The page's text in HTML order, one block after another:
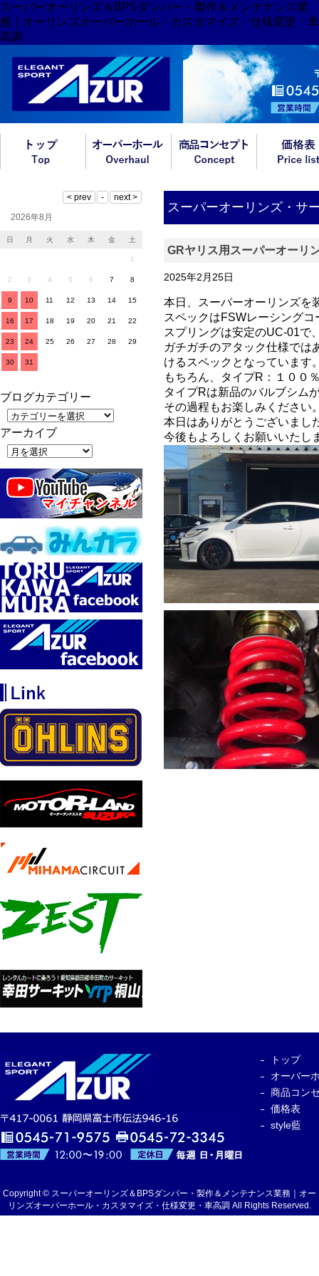
スーパーオーリンズ＆BPSダンパー・製作＆メンテナンス業
務｜オーリンズオーバーホール・カスタマイズ・仕様変更・車
高調
スーパーオーリンズ・サ
GRヤリス用スーパーオーリ
2025年2月25日
本日、スーパーオーリンズを
スペックはFSWレーシングコ
スプリングは安定のUC-01で
ガチガチのアタック仕様では
けるスペックとなっています
もちろん、タイプR：１００
タイプRは新品のバルブシム
その過程もお楽しみください
本日はありがとうございまし
今後もよろしくお願いいたし
2026年8月
日 月 火 水 木 金 土
1
2 3 4 5 6 7 8
9 10 11 12 13 14 15
16 17 18 19 20 21 22
23 24 25 26 27 28 29
30 31
ブログカテゴリー
アーカイブ
トップ
オーバー
商品コン
価格表
style藍
Copyright © スーパーオーリンズ＆BPSダンパー・製作＆メンテナンス業務｜オー
リンズオーバーホール・カスタマイズ・仕様変更・車高調 All Rights Reserved.